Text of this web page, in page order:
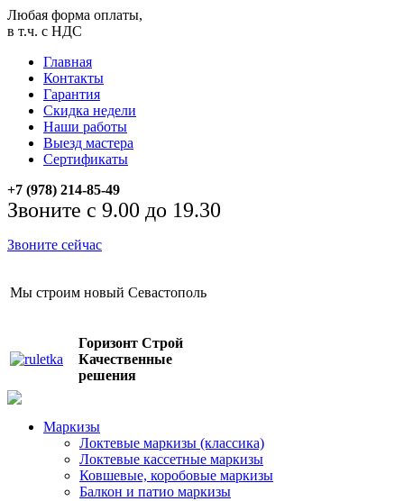
Любая форма оплаты,
в т.ч. с НДС
Главная
Контакты
Гарантия
Скидка недели
Наши работы
Выезд мастера
Сертификаты
+7 (978) 214-85-49
Звоните с 9.00 до 19.30
Звоните сейчас
Мы строим новый Севастополь
Горизонт Строй
Качественные
решения
Маркизы
Локтевые маркизы (классика)
Локтевые кассетные маркизы
Ковшевые, коробовые маркизы
Балкон и патио маркизы